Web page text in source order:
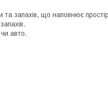
запахів, що наповнює
авто.